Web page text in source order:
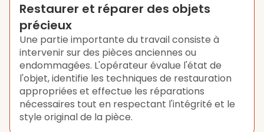
Restaurer et réparer des objets
précieux
Une partie importante du travail consiste à
intervenir sur des pièces anciennes ou
endommagées. L'opérateur évalue l'état de
l'objet, identifie les techniques de restauration
appropriées et effectue les réparations
nécessaires tout en respectant l'intégrité et le
style original de la pièce.